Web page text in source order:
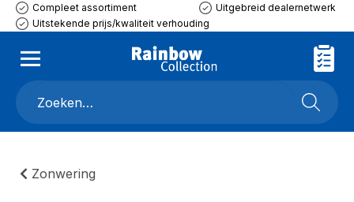
Compleet assortiment
Uitgebreid dealernetwerk
Uitstekende prijs/kwaliteit verhouding
Zonwering